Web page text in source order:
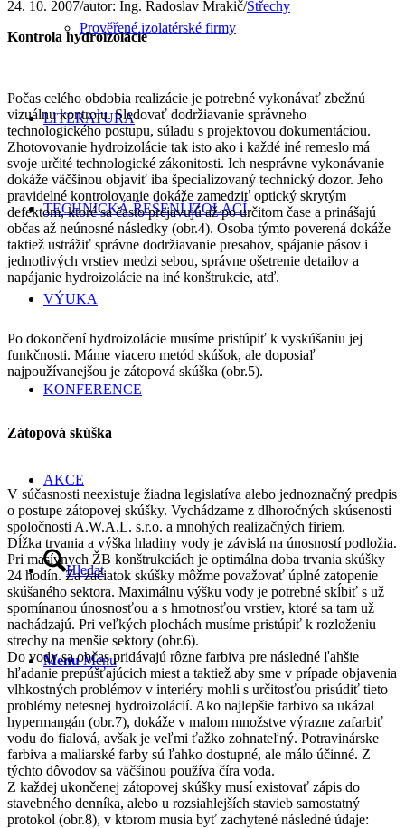
Prověřené izolatérské firmy
LITERATURA
TECHNICKÁ ŘEŠENÍ IZOLACÍ
VÝUKA
KONFERENCE
AKCE
Hledat
Menu Menu
24. 10. 2007/autor: Ing. Radoslav Mrakič/Střechy
Kontrola hydroizolácie
Počas celého obdobia realizácie je potrebné vykonávať zbežnú
vizuálnu kontrolu. Sledovať dodržiavanie správneho
technologického postupu, súladu s projektovou dokumentáciou.
Zhotovovanie hydroizolácie tak isto ako i každé iné remeslo má
svoje určité technologické zákonitosti. Ich nesprávne vykonávanie
dokáže väčšinou objaviť iba špecializovaný technický dozor. Jeho
pravidelné kontrolovanie dokáže zamedziť optický skrytým
defektom, ktoré sa často prejavujú až po určitom čase a prinášajú
občas až neúnosné následky (obr.4). Osoba týmto poverená dokáže
taktiež ustrážiť správne dodržiavanie presahov, spájanie pásov i
jednotlivých vrstiev medzi sebou, správne ošetrenie detailov a
napájanie hydroizolácie na iné konštrukcie, atď.
Po dokončení hydroizolácie musíme pristúpiť k vyskúšaniu jej
funkčnosti. Máme viacero metód skúšok, ale doposiaľ
najpoužívanejšou je zátopová skúška (obr.5).
Zátopová skúška
V súčasnosti neexistuje žiadna legislatíva alebo jednoznačný predpis
o postupe zátopovej skúšky. Vychádzame z dlhoročných skúsenosti
spoločnosti A.W.A.L. s.r.o. a mnohých realizačných firiem.
Dĺžka trvania a výška hladiny vody je závislá na únosností podložia.
Pri masívnych ŽB konštrukciách je optimálna doba trvania skúšky
24 hodín. Za začiatok skúšky môžme považovať úplné zatopenie
skúšaného sektora. Maximálnu výšku vody je potrebné skĺbiť s už
spomínanou únosnosťou a s hmotnosťou vrstiev, ktoré sa tam už
nachádzajú. Pri veľkých plochách musíme pristúpiť k rozloženiu
strechy na menšie sektory (obr.6).
Do vody sa občas pridávajú rôzne farbiva pre následné ľahšie
hľadanie prepúšťajúcich miest a taktiež aby sme v prípade objavenia
vlhkostných problémov v interiéry mohli s určitosťou prisúdiť tieto
problémy netesnej hydroizolácií. Ako najlepšie farbivo sa ukázal
hypermangán (obr.7), dokáže v malom množstve výrazne zafarbiť
vodu do fialová, avšak je veľmi ťažko zohnateľný. Potravinárske
farbiva a maliarské farby sú ľahko dostupné, ale málo účinné. Z
týchto dôvodov sa väčšinou používa číra voda.
Z každej ukončenej zátopovej skúšky musí existovať zápis do
stavebného denníka, alebo u rozsiahlejších stavieb samostatný
protokol (obr.8), v ktorom musia byť zachytené následné údaje: